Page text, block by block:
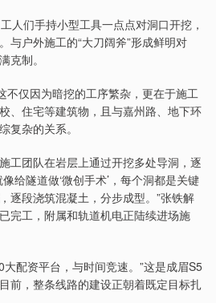
人们手持小型工具一点点对洞口开挖，
与户外施工的“大刀阔斧”形成鲜明对
克制。
不仅因为暗挖的工序繁杂，更在于施工
、住宅等建筑物，且与嘉州路、地下环
复杂的关系。
工团队在岩层上通过开挖多处导洞，逐
给隧道做‘微创手术’，每个洞都是关键
逐段浇筑混凝土，分步成型。”张铁解
完工，附属和轨道机电正陆续进场施
配资平台，与时间竞速。”这是成眉S5
前，整条线路的建设正朝着既定目标扎